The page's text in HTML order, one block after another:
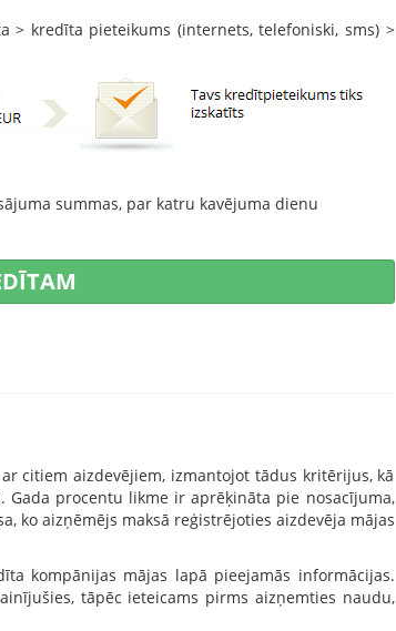
> kredīta pieteikums (internets, telefoniski, sms) >
summas, par katru kavējuma dienu
citiem aizdevējiem, izmantojot tādus kritērijus, kā
Gada procentu likme ir aprēķināta pie nosacījuma,
ko aizņēmējs maksā reģistrējoties aizdevēja mājas
kompānijas mājas lapā pieejamās informācijas.
tāpēc ieteicams pirms aizņemties naudu,